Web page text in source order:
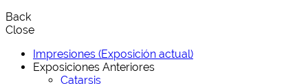
Back
Close
Impresiones (Exposición actual)
Exposiciones Anteriores
Catarsis